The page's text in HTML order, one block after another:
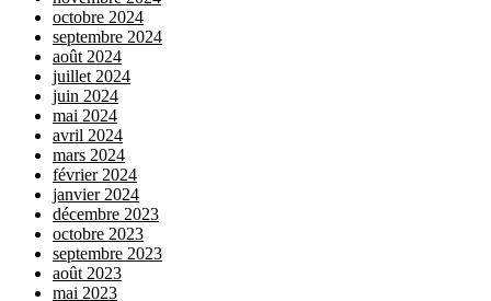
octobre 2024
septembre 2024
août 2024
juillet 2024
juin 2024
mai 2024
avril 2024
mars 2024
février 2024
janvier 2024
décembre 2023
octobre 2023
septembre 2023
août 2023
mai 2023